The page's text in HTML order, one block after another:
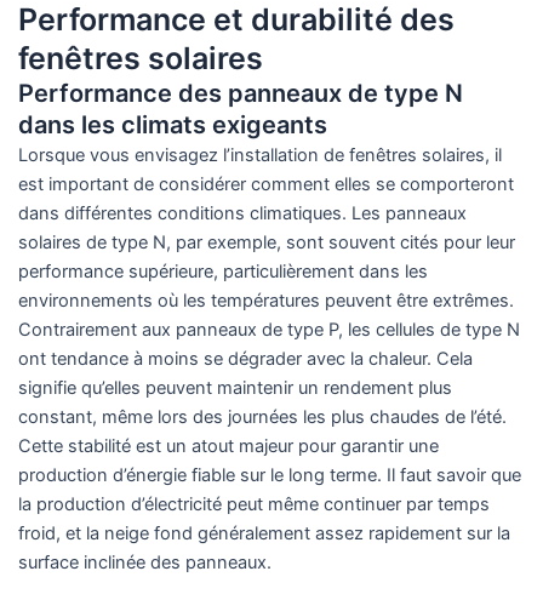
Performance et durabilité des
fenêtres solaires
Performance des panneaux de type N
dans les climats exigeants
Lorsque vous envisagez l’installation de fenêtres solaires, il
est important de considérer comment elles se comporteront
dans différentes conditions climatiques. Les panneaux
solaires de type N, par exemple, sont souvent cités pour leur
performance supérieure, particulièrement dans les
environnements où les températures peuvent être extrêmes.
Contrairement aux panneaux de type P, les cellules de type N
ont tendance à moins se dégrader avec la chaleur. Cela
signifie qu’elles peuvent maintenir un rendement plus
constant, même lors des journées les plus chaudes de l’été.
Cette stabilité est un atout majeur pour garantir une
production d’énergie fiable sur le long terme. Il faut savoir que
la production d’électricité peut même continuer par temps
froid, et la neige fond généralement assez rapidement sur la
surface inclinée des panneaux.